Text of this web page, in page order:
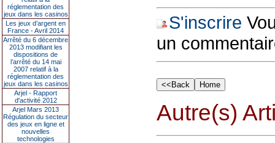
réglementation des
jeux dans les casinos
Les jeux d’argent en
France - Avril 2014
Arrêté du 6 décembre
2013 modifiant les
dispositions de
l’arrêté du 14 mai
2007 relatif à la
réglementation des
jeux dans les casinos
Arjel - Rapport
d'activité 2012
Arjel Mars 2013
Régulation du secteur
des jeux en ligne et
nouvelles
technologies
S'inscrire
un
Autre(s)